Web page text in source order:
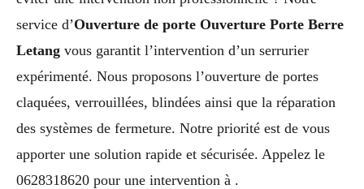
service d’Ouverture de porte Ouverture Porte Berre
Letang vous garantit l’intervention d’un serrurier
expérimenté. Nous proposons l’ouverture de portes
claquées, verrouillées, blindées ainsi que la réparation
des systèmes de fermeture. Notre priorité est de vous
apporter une solution rapide et sécurisée. Appelez le
0628318620 pour une intervention à .